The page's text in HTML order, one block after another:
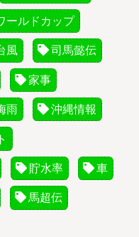
ールドカップ
風 司馬懿伝
家事
雨 沖縄情報
貯水率 車
馬超伝